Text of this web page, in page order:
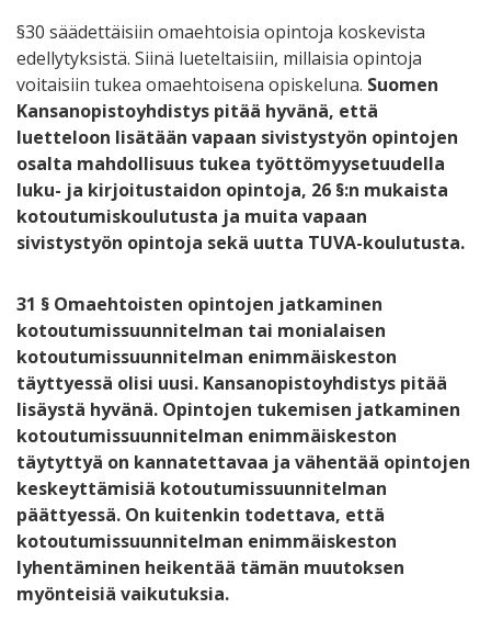
§30 säädettäisiin omaehtoisia opintoja koskevista
edellytyksistä. Siinä lueteltaisiin, millaisia opintoja
voitaisiin tukea omaehtoisena opiskeluna. Suomen
Kansanopistoyhdistys pitää hyvänä, että
luetteloon lisätään vapaan sivistystyön opintojen
osalta mahdollisuus tukea työttömyysetuudella
luku- ja kirjoitustaidon opintoja, 26 §:n mukaista
kotoutumiskoulutusta ja muita vapaan
sivistystyön opintoja sekä uutta TUVA-koulutusta.
31 § Omaehtoisten opintojen jatkaminen
kotoutumissuunnitelman tai monialaisen
kotoutumissuunnitelman enimmäiskeston
täyttyessä olisi uusi. Kansanopistoyhdistys pitää
lisäystä hyvänä. Opintojen tukemisen jatkaminen
kotoutumissuunnitelman enimmäiskeston
täytyttyä on kannatettavaa ja vähentää opintojen
keskeyttämisiä kotoutumissuunnitelman
päättyessä. On kuitenkin todettava, että
kotoutumissuunnitelman enimmäiskeston
lyhentäminen heikentää tämän muutoksen
myönteisiä vaikutuksia.